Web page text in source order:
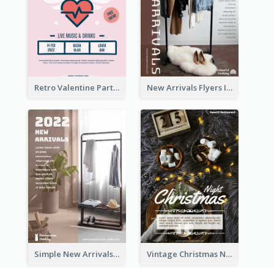
Retro Valentine Party Pink Flyers Design Templates New Arrivals Flyers In In Brown Colour Tone
Simple New Arrivals Flyer For The Coming Year Vintage Christmas Night Informative Flyer Of Restaurant